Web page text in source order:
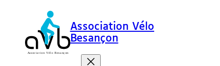
Association Vélo
Besançon